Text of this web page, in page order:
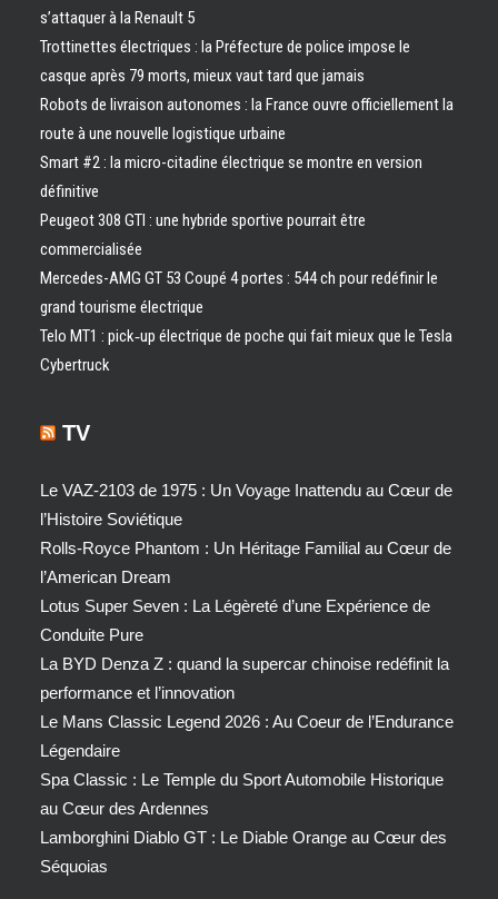
s’attaquer à la Renault 5
Trottinettes électriques : la Préfecture de police impose le
casque après 79 morts, mieux vaut tard que jamais
Robots de livraison autonomes : la France ouvre officiellement la
route à une nouvelle logistique urbaine
Smart #2 : la micro-citadine électrique se montre en version
définitive
Peugeot 308 GTI : une hybride sportive pourrait être
commercialisée
Mercedes-AMG GT 53 Coupé 4 portes : 544 ch pour redéfinir le
grand tourisme électrique
Telo MT1 : pick‑up électrique de poche qui fait mieux que le Tesla
Cybertruck
TV
Le VAZ-2103 de 1975 : Un Voyage Inattendu au Cœur de
l’Histoire Soviétique
Rolls-Royce Phantom : Un Héritage Familial au Cœur de
l’American Dream
Lotus Super Seven : La Légèreté d’une Expérience de
Conduite Pure
La BYD Denza Z : quand la supercar chinoise redéfinit la
performance et l’innovation
Le Mans Classic Legend 2026 : Au Coeur de l’Endurance
Légendaire
Spa Classic : Le Temple du Sport Automobile Historique
au Cœur des Ardennes
Lamborghini Diablo GT : Le Diable Orange au Cœur des
Séquoias